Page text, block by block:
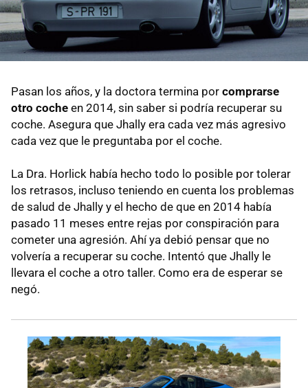
Pasan los años, y la doctora termina por comprarse
otro coche en 2014, sin saber si podría recuperar su
coche. Asegura que Jhally era cada vez más agresivo
cada vez que le preguntaba por el coche.
La Dra. Horlick había hecho todo lo posible por tolerar
los retrasos, incluso teniendo en cuenta los problemas
de salud de Jhally y el hecho de que en 2014 había
pasado 11 meses entre rejas por conspiración para
cometer una agresión. Ahí ya debió pensar que no
volvería a recuperar su coche. Intentó que Jhally le
llevara el coche a otro taller. Como era de esperar se
negó.